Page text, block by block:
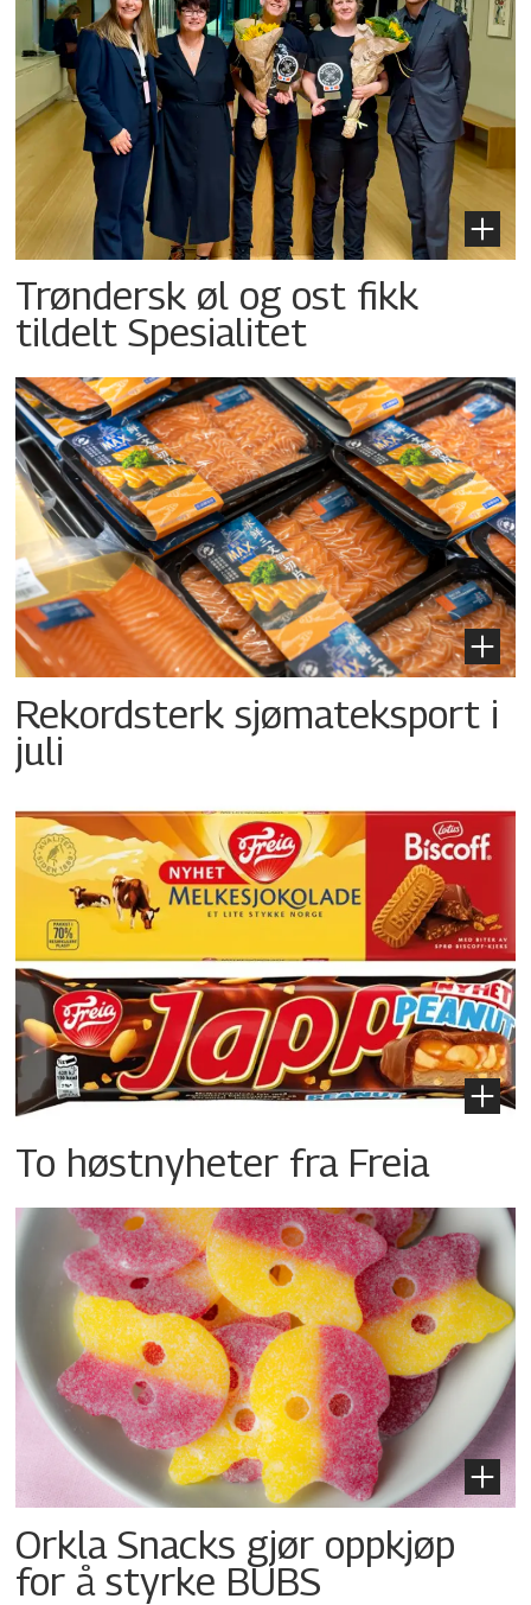
Trøndersk øl og ost fikk
tildelt Spesialitet
Rekordsterk sjømateksport i
juli
To høstnyheter fra Freia
Orkla Snacks gjør oppkjøp
for å styrke BUBS